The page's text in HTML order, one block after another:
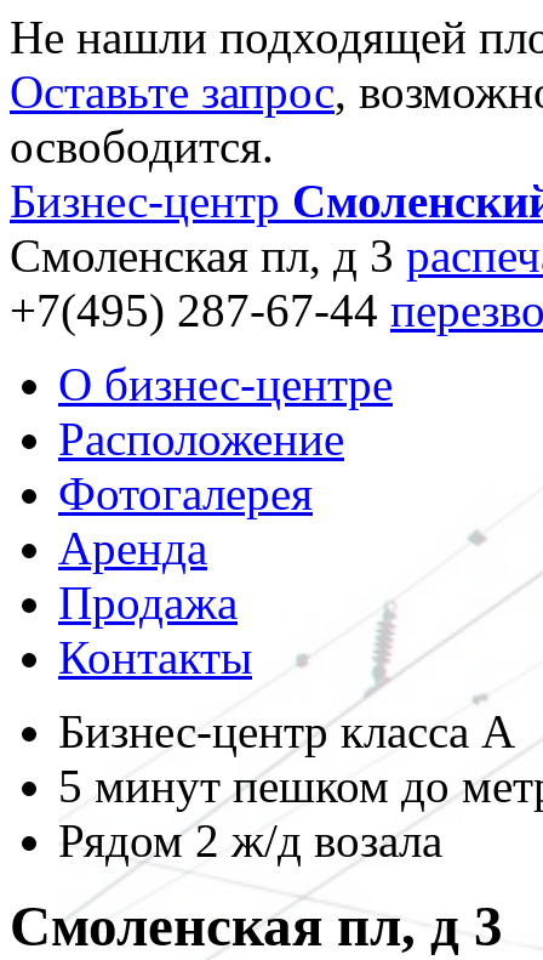
Не нашли подходящей
Оставьте запрос,
освободится.
Бизнес-центр
Смоленская пл, д 3
+7(495) 287-67-44
О бизнес-центре
Расположение
Фотогалерея
Аренда
Продажа
Контакты
Бизнес-центр класса А
5 минут пешком до
Рядом 2 ж/д возала
Смоленская пл, д 3